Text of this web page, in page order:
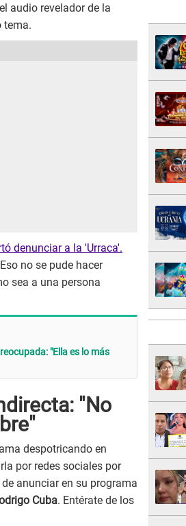
audio revelador de la
tema.
denunciar a la 'Urraca'.
no se pude hacer
sea a una persona
"Ella es lo más
"No
despotricando en
por redes sociales por
de anunciar en su programa
Cuba. Entérate de los